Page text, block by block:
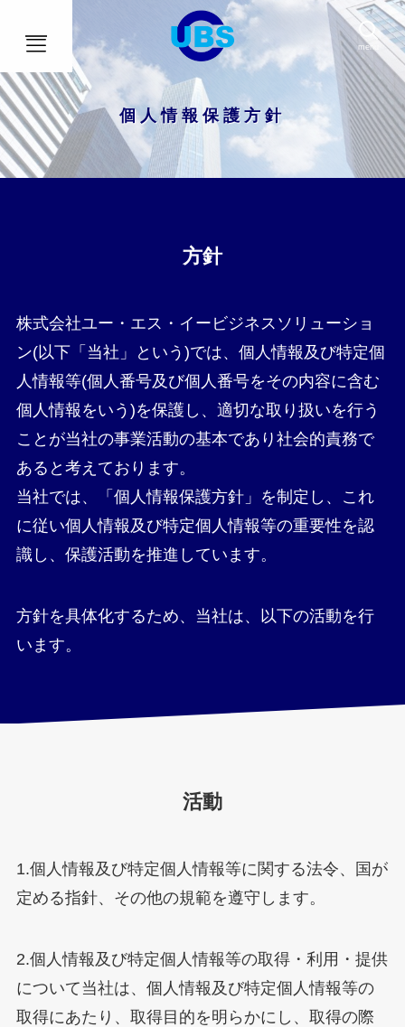
HOME
事業内容
社員インタビュー
採用情報
お問い合わせ
menu
個人情報保護方針
方針
株式会社ユー・エス・イービジネスソリューショ
ン(以下「当社」という)では、個人情報及び特定個
人情報等(個人番号及び個人番号をその内容に含む
個人情報をいう)を保護し、適切な取り扱いを行う
ことが当社の事業活動の基本であり社会的責務で
あると考えております。
当社では、「個人情報保護方針」を制定し、これ
に従い個人情報及び特定個人情報等の重要性を認
識し、保護活動を推進しています。
方針を具体化するため、当社は、以下の活動を行
います。
活動
1.個人情報及び特定個人情報等に関する法令、国が
定める指針、その他の規範を遵守します。
2.個人情報及び特定個人情報等の取得・利用・提供
について当社は、個人情報及び特定個人情報等の
取得にあたり、取得目的を明らかにし、取得の際